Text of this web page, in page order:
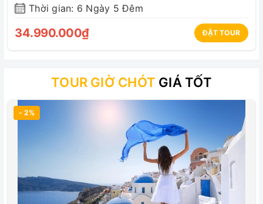
Thời gian: 6 Ngày 5 Đêm
34.990.000₫ ĐẶT TOUR
TOUR GIỜ CHÓT GIÁ TỐT
- 2%